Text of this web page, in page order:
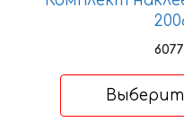
6077